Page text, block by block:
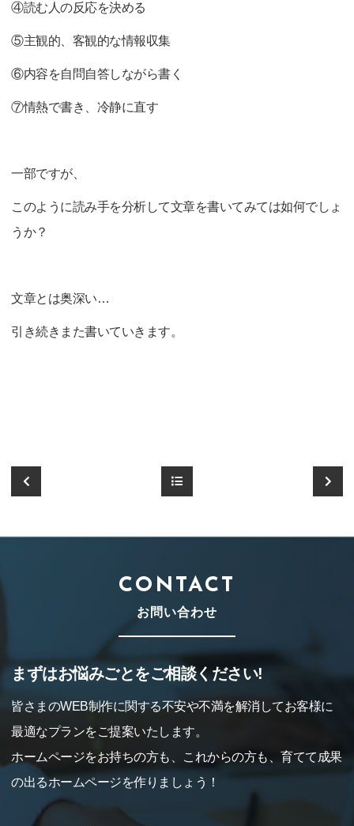
④読む人の反応を決める
⑤主観的、客観的な情報収集
⑥内容を自問自答しながら書く
⑦情熱で書き、冷静に直す
一部ですが、
このように読み手を分析して文章を書いてみては如何でしょ
うか？
文章とは奥深い…
引き続きまた書いていきます。
CONTACT
お問い合わせ
まずはお悩みごとをご相談ください!
皆さまのWEB制作に関する不安や不満を解消してお客様に
最適なプランをご提案いたします。
ホームページをお持ちの方も、これからの方も、育てて成果
の出るホームページを作りましょう！